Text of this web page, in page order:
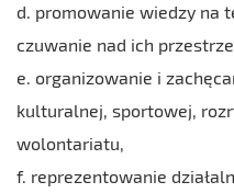
d. promowanie wiedzy na
czuwanie nad ich
e. organizowanie i
kulturalnej, sportowej,
wolontariatu,
f. reprezentowanie